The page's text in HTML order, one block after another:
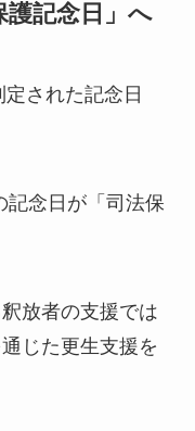
護記念日」へ
された記念日
記念日が「司法保
放者の支援では
じた更生支援を